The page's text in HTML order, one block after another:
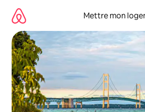
directement
contenu
Mettre mon